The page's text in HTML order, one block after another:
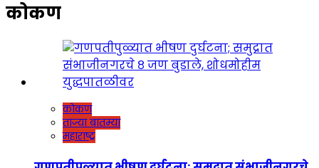
कोकण
कोकण
ताज्या बातम्या
महाराष्ट्र